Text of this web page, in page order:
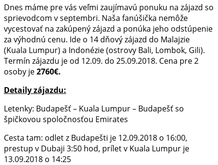
Dnes máme pre vás veľmi zaujímavú ponuku na zájazd so
sprievodcom v septembri. Naša fanúšička nemôže
vycestovať na zakúpený zájazd a ponúka jeho odstúpenie
za výhodnú cenu. Ide o 14 dňový zájazd do Malajzie
(Kuala Lumpur) a Indonézie (ostrovy Bali, Lombok, Gili).
Termín zájazdu je od 12.09. do 25.09.2018. Cena pre 2
osoby je2760€.
Detaily zájazdu:
Letenky: Budapešť – Kuala Lumpur – Budapešť so
špičkovou spoločnosťou Emirates
Cesta tam: odlet z Budapešti je 12.09.2018 o 16:00,
prestup v Dubaji 3:50 hod, prílet v Kuala Lumpur je
13.09.2018 o 14:25